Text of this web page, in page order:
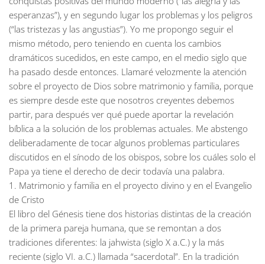
esperanzas”), y en segundo lugar los problemas y los peligros
(“las tristezas y las angustias”). Yo me propongo seguir el
mismo método, pero teniendo en cuenta los cambios
dramáticos sucedidos, en este campo, en el medio siglo que
ha pasado desde entonces. Llamaré velozmente la atención
sobre el proyecto de Dios sobre matrimonio y familia, porque
es siempre desde este que nosotros creyentes debemos
partir, para después ver qué puede aportar la revelación
bíblica a la solución de los problemas actuales. Me abstengo
deliberadamente de tocar algunos problemas particulares
discutidos en el sínodo de los obispos, sobre los cuáles solo el
Papa ya tiene el derecho de decir todavía una palabra.
1. Matrimonio y familia en el proyecto divino y en el Evangelio
de Cristo
El libro del Génesis tiene dos historias distintas de la creación
de la primera pareja humana, que se remontan a dos
tradiciones diferentes: la jahwista (siglo X a.C.) y la más
reciente (siglo VI. a.C.) llamada “sacerdotal”. En la tradición